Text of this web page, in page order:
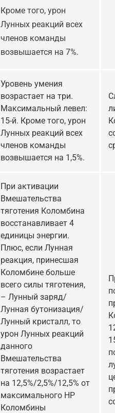
Кроме того, урон
Лунных реакций всех
членов команды
возвышается на 7%.
Уровень умения
возрастает на три.
Максимальный левел:
15-й. Кроме того, урон
Лунных реакций всех
членов команды
возвышается на 1,5%.
При активации
Вмешательства
тяготения Коломбина
восстанавливает 4
единицы энергии.
Плюс, если Лунная
реакция, принесшая
Коломбине больше
всего силы тяготения,
– Лунный заряд/
Лунная бутонизация/
Лунный кристалл, то
урон Лунных реакций
данного
Вмешательства
тяготения возрастает
на 12,5%/2,5%/12,5% от
максимального HP
Коломбины